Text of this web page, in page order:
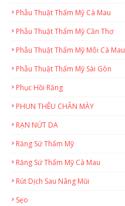
Phẫu Thuật Thẩm Mỹ Cà Mau
Phẫu Thuật Thẩm Mỹ Cần Thơ
Phẫu Thuật Thẩm Mỹ Môi Cà Mau
Phẫu Thuật Thẩm Mỹ Sài Gòn
Phục Hồi Răng
PHUN THÊU CHÂN MÀY
RẠN NỨT DA
Răng Sứ Thẩm Mỹ
Răng Sứ Thẩm Mỹ Cà Mau
Rút Dịch Sau Nâng Mũi
Sẹo